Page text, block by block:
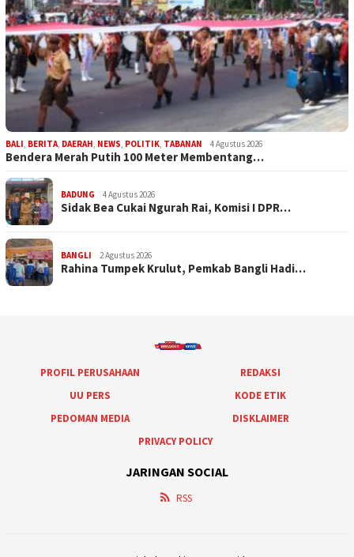
BALI, BERITA, DAERAH, NEWS, POLITIK, TABANAN 4 Agustus 2026
Bendera Merah Putih 100 Meter Membentang…
BADUNG 4 Agustus 2026
Sidak Bea Cukai Ngurah Rai, Komisi I DPR…
BANGLI 2 Agustus 2026
Rahina Tumpek Krulut, Pemkab Bangli Hadi…
PROFIL PERUSAHAAN
REDAKSI
UU PERS
KODE ETIK
PEDOMAN MEDIA
DISKLAIMER
PRIVACY POLICY
JARINGAN SOCIAL
RSS